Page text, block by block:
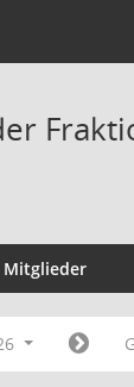
Mitglieder